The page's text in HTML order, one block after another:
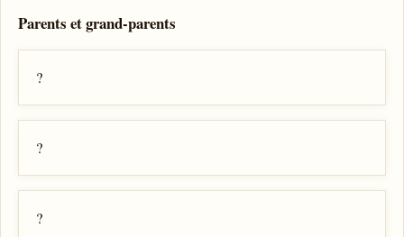
Parents et grand-parents
?
?
?